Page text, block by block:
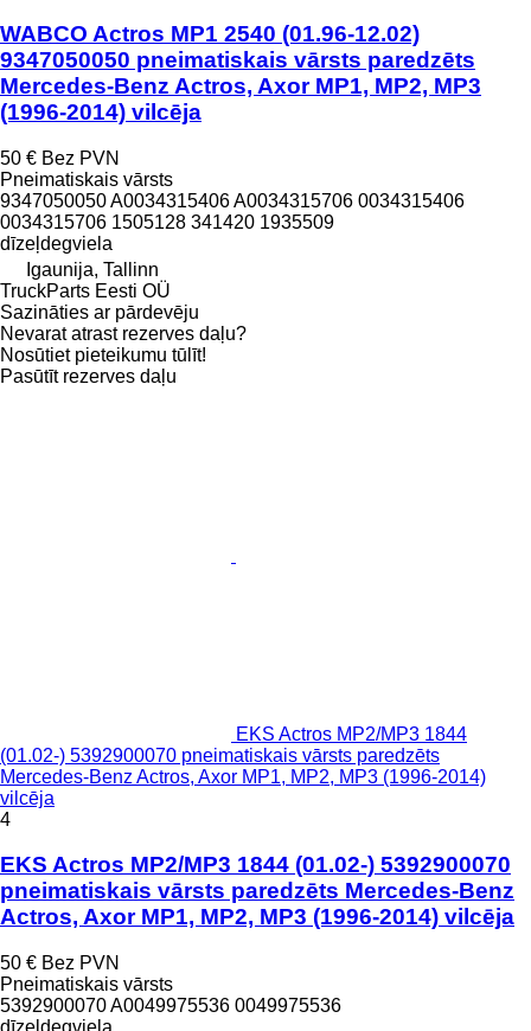
WABCO Actros MP1 2540 (01.96-12.02)
9347050050 pneimatiskais vārsts paredzēts
Mercedes-Benz Actros, Axor MP1, MP2, MP3
(1996-2014) vilcēja
50 € Bez PVN
Pneimatiskais vārsts
9347050050 A0034315406 A0034315706 0034315406
0034315706 1505128 341420 1935509
dīzeļdegviela
Igaunija, Tallinn
TruckParts Eesti OÜ
Sazināties ar pārdevēju
Nevarat atrast rezerves daļu?
Nosūtiet pieteikumu tūlīt!
Pasūtīt rezerves daļu
EKS Actros MP2/MP3 1844
(01.02-) 5392900070 pneimatiskais vārsts paredzēts
Mercedes-Benz Actros, Axor MP1, MP2, MP3 (1996-2014)
vilcēja
4
EKS Actros MP2/MP3 1844 (01.02-) 5392900070
pneimatiskais vārsts paredzēts Mercedes-Benz
Actros, Axor MP1, MP2, MP3 (1996-2014) vilcēja
50 € Bez PVN
Pneimatiskais vārsts
5392900070 A0049975536 0049975536